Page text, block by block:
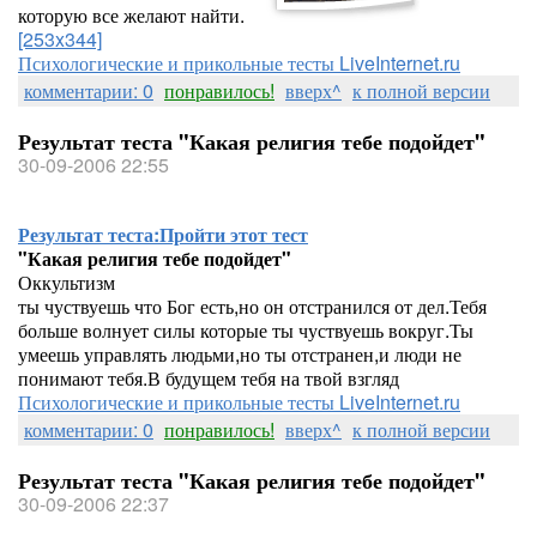
которую все желают найти.
[253x344]
Психологические и прикольные тесты LiveInternet.ru
комментарии: 0 понравилось! вверх^ к полной версии
Результат теста "Какая религия тебе подойдет"
30-09-2006 22:55
Результат теста:Пройти этот тест
"Какая религия тебе подойдет"
Оккультизм
ты чуствуешь что Бог есть,но он отстранился от дел.Тебя
больше волнует силы которые ты чуствуешь вокруг.Ты
умеешь управлять людьми,но ты отстранен,и люди не
понимают тебя.В будущем тебя на твой взгляд
Психологические и прикольные тесты LiveInternet.ru
комментарии: 0 понравилось! вверх^ к полной версии
Результат теста "Какая религия тебе подойдет"
30-09-2006 22:37